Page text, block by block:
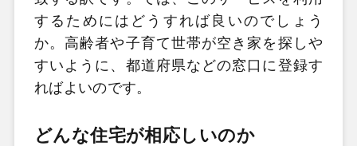
するためにはどうすれば良いのでしょう
か。高齢者や子育て世帯が空き家を探しや
すいように、都道府県などの窓口に登録す
ればよいのです。
どんな住宅が相応しいのか